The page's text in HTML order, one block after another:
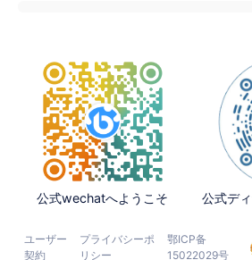
り、個人やチームが自分自身や他者の
パターンをよりよく理解し、コミュニ
ション、コラボレーション、リーダー
プのスキルを向上させるのに役立ちま
公式wechatへようこそ 公式デ
ユーザー
契約
プライバシーポ
リシー
鄂ICP备
15022029号